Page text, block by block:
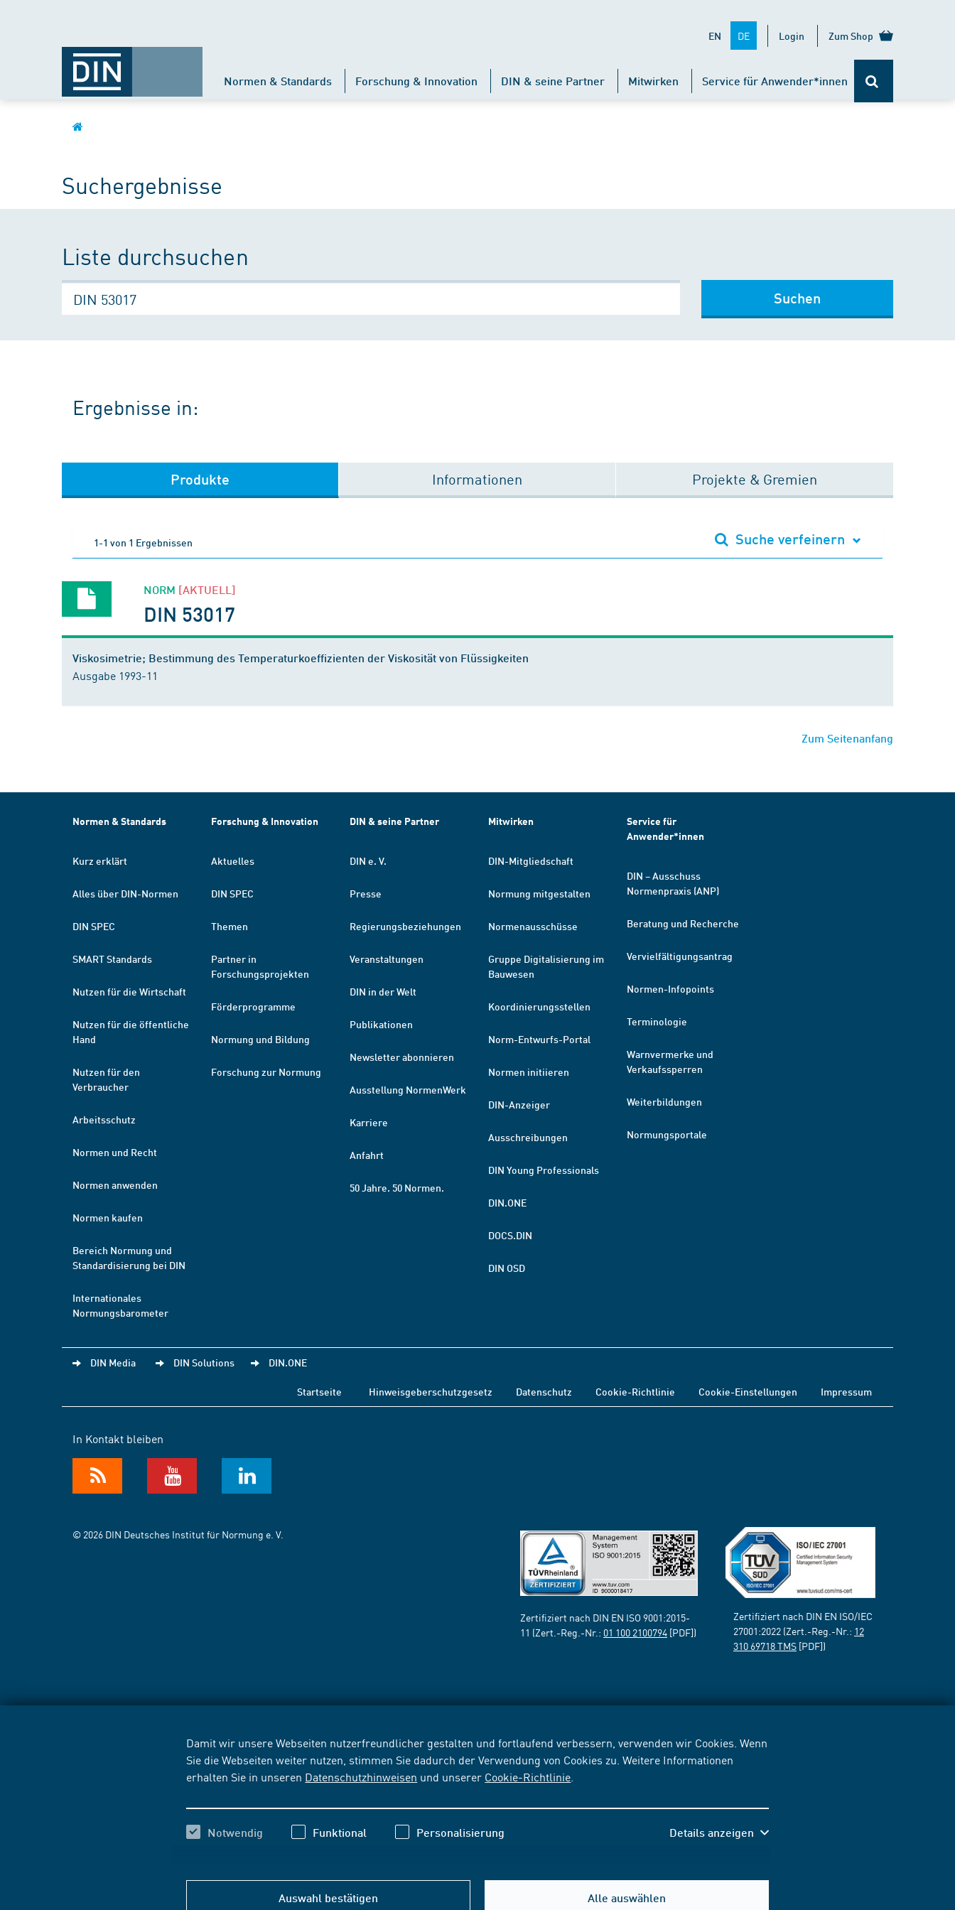
Damit wir unsere Webseiten nutzerfreundlicher gestalten und fortlaufend verbessern, verwenden wir Cookies. Wenn
Sie die Webseiten weiter nutzen, stimmen Sie dadurch der Verwendung von Cookies zu. Weitere Informationen
erhalten Sie in unseren Datenschutzhinweisen und unserer Cookie-Richtlinie
Notwendig Funktional Personalisierung Details anzeigen
Auswahl bestätigen Alle auswählen
EN DE Login Zum Shop
Normen & Standards Forschung & Innovation DIN & seine Partner Mitwirken Service für Anwender*innen
Suchergebnisse
Liste durchsuchen
Suchen
Ergebnisse in:
Produkte Informationen Projekte & Gremien
1-1 von 1 Ergebnissen Suche verfeinern
NORM [AKTUELL]
DIN 53017
Viskosimetrie; Bestimmung des Temperaturkoeffizienten der Viskosität von Flüssigkeiten
Ausgabe 1993-11
Zum Seitenanfang
Normen & Standards
Kurz erklärt
Alles über DIN-Normen
DIN SPEC
SMART Standards
Nutzen für die Wirtschaft
Nutzen für die öffentliche
Hand
Nutzen für den
Verbraucher
Arbeitsschutz
Normen und Recht
Normen anwenden
Normen kaufen
Bereich Normung und
Standardisierung bei DIN
Internationales
Normungsbarometer
Forschung & Innovation
Aktuelles
DIN SPEC
Themen
Partner in
Forschungsprojekten
Förderprogramme
Normung und Bildung
Forschung zur Normung
DIN & seine Partner
DIN e. V.
Presse
Regierungsbeziehungen
Veranstaltungen
DIN in der Welt
Publikationen
Newsletter abonnieren
Ausstellung NormenWerk
Karriere
Anfahrt
50 Jahre. 50 Normen.
Mitwirken
DIN-Mitgliedschaft
Normung mitgestalten
Normenausschüsse
Gruppe Digitalisierung im
Bauwesen
Koordinierungsstellen
Norm-Entwurfs-Portal
Normen initiieren
DIN-Anzeiger
Ausschreibungen
DIN Young Professionals
DIN.ONE
DOCS.DIN
DIN OSD
Service für
Anwender*innen
DIN – Ausschuss
Normenpraxis (ANP)
Beratung und Recherche
Vervielfältigungsantrag
Normen-Infopoints
Terminologie
Warnvermerke und
Verkaufssperren
Weiterbildungen
Normungsportale
DIN Media DIN Solutions DIN.ONE
Startseite Hinweisgeberschutzgesetz Datenschutz Cookie-Richtlinie Cookie-Einstellungen Impressum
In Kontakt bleiben
© 2026 DIN Deutsches Institut für Normung e. V.
Zertifiziert nach DIN EN ISO 9001:2015-
11 (Zert.-Reg.-Nr.: 01 100 2100794 [PDF])
Zertifiziert nach DIN EN ISO/IEC
27001:2022 (Zert.-Reg.-Nr.: 12
310 69718 TMS [PDF])